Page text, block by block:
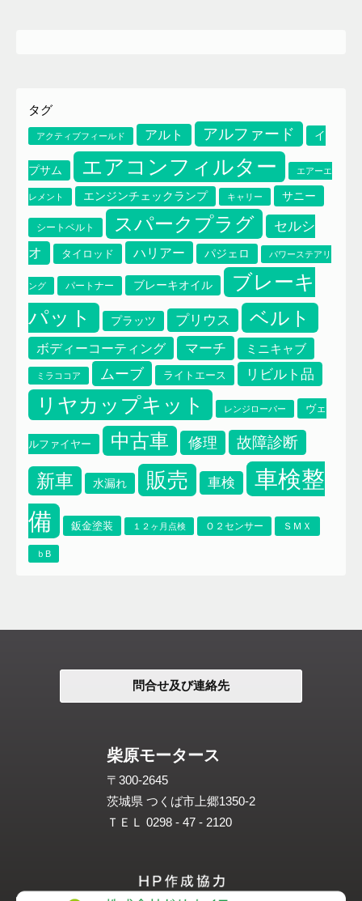
タグ
アクティブフィールド アルト アルファード イ
プサム エアコンフィルター エアーエ
レメント エンジンチェックランプ キャリー サニー
シートベルト スパークプラグ
セルシ
オ
タイロッド ハリアー パジェロ パワーステアリ
ング パートナー ブレーキオイル
ブレーキ
パット
プラッツ プリウス ベルト
ボディーコーティング マーチ ミニキャブ
ミラココア ムーブ ライトエース リビルト品
リヤカップキット レンジローバー ヴェ
ルファイヤー 中古車 修理 故障診断
新車 水漏れ 販売 車検
車検整
備
鈑金塗装 １２ヶ月点検 Ｏ２センサー ＳＭＸ
ｂB
問合せ及び連絡先
柴原モータース
〒300-2645
茨城県 つくば市上郷1350-2
ＴＥＬ 0298 - 47 - 2120